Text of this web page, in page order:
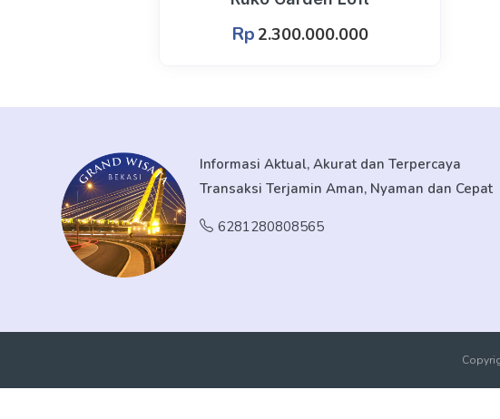
Rp 2.300.000.000
Informasi Aktual, Akurat dan Terpercaya
Transaksi Terjamin Aman, Nyaman dan Cepat
6281280808565